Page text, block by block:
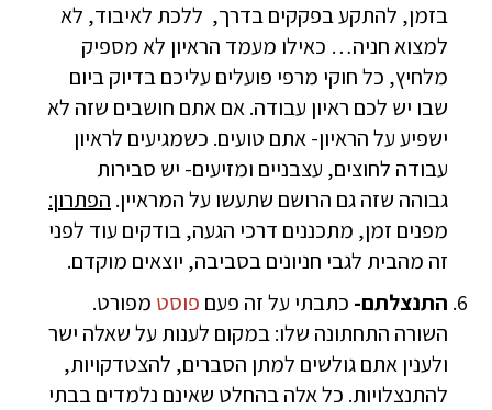
בזמן, להתקע בפקקים בדרך, ללכת לאיבוד, לא
למצוא חניה… כאילו מעמד הראיון לא מספיק
מלחיץ, כל חוקי מרפי פועלים עליכם בדיוק ביום
שבו יש לכם ראיון עבודה. אם אתם חושבים שזה לא
ישפיע על הראיון- אתם טועים. כשמגיעים לראיון
עבודה לחוצים, עצבניים ומזיעים- יש סבירות
גבוהה שזה גם הרושם שתעשו על המראיין. הפתרון:
מפנים זמן, מתכננים דרכי הגעה, בודקים עוד לפני
זה מהבית לגבי חניונים בסביבה, יוצאים מוקדם.
התנצלתם- כתבתי על זה פעם פוסט מפורט.
השורה התחתונה שלו: במקום לענות על שאלה ישר
ולענין אתם גולשים למתן הסברים, להצטדקויות,
להתנצלויות. כל אלה בהחלט שאינם נלמדים בבתי